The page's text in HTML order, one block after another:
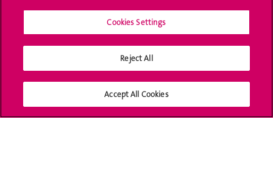
Offres d'emploi
Bibliothèque
Médias sociaux UNIGE
Cookies Settings
Reject All
Accept All Cookies